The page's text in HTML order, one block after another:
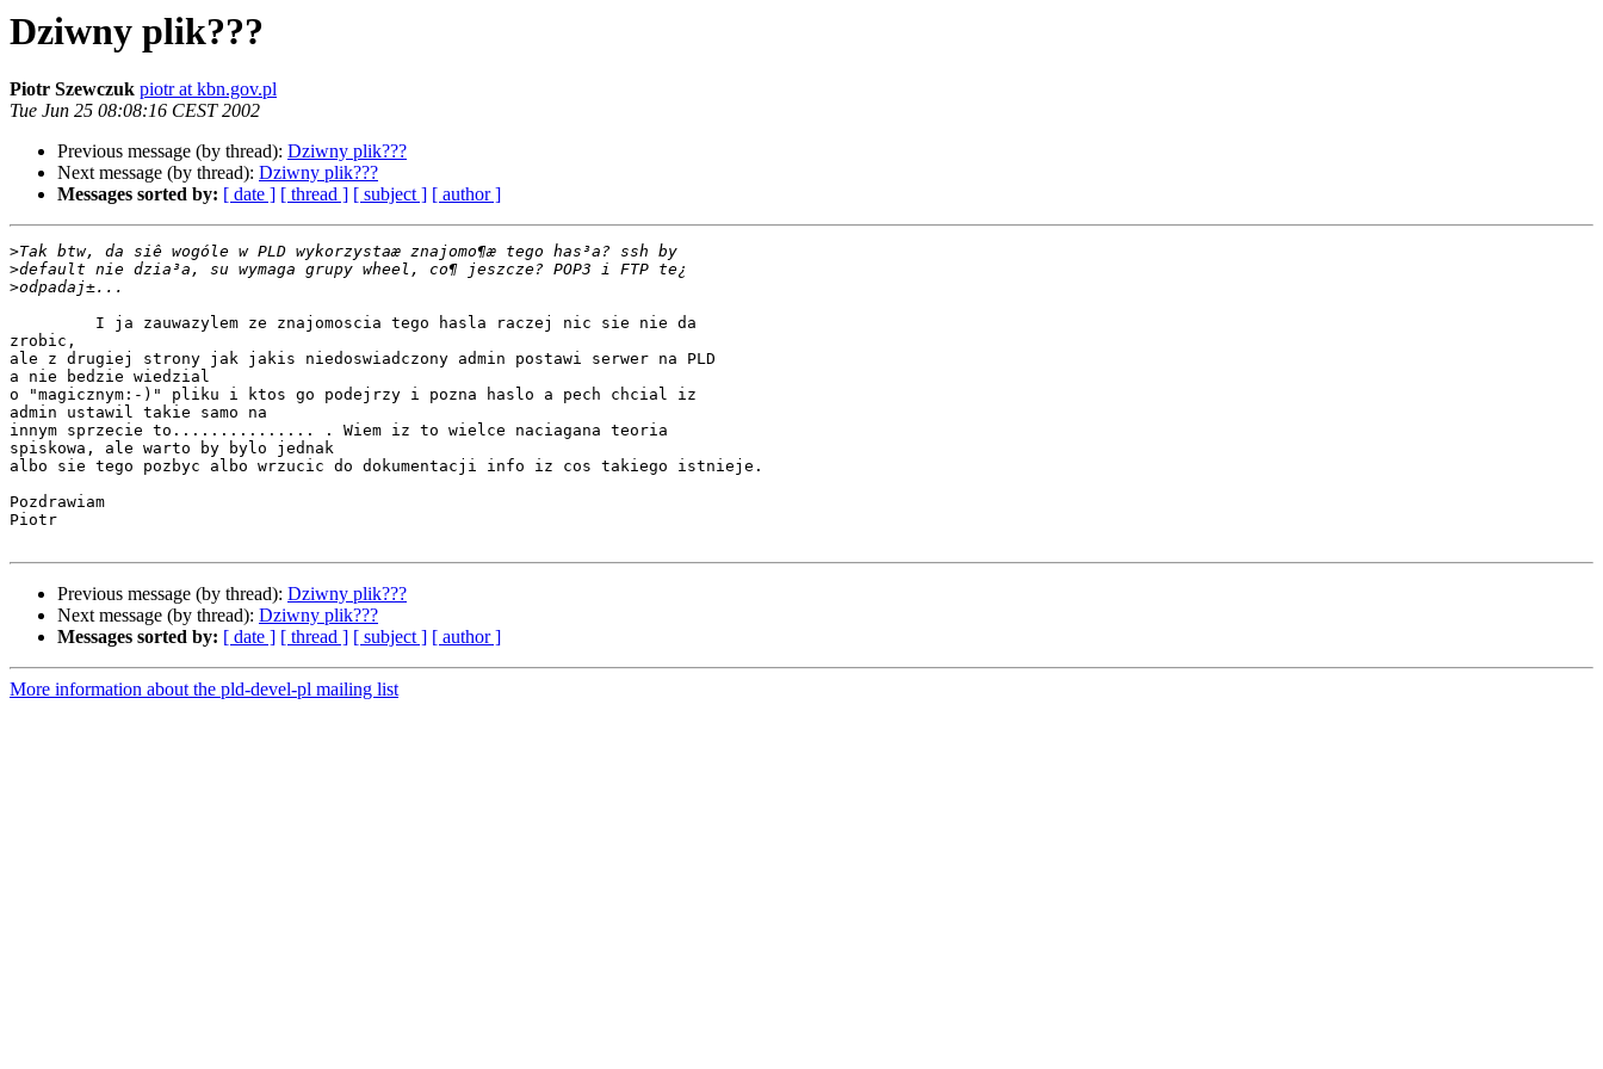
Dziwny plik???
Piotr Szewczuk piotr at kbn.gov.pl
Tue Jun 25 08:08:16 CEST 2002
Previous message (by thread): Dziwny plik???
Next message (by thread): Dziwny plik???
Messages sorted by: [ date ] [ thread ] [ subject ] [ author ]
>
>
>
zrobic,
ale z drugiej strony jak jakis niedoswiadczony admin postawi serwer na PLD
a nie bedzie wiedzial
o "magicznym:-)" pliku i ktos go podejrzy i pozna haslo a pech chcial iz
admin ustawil takie samo na
innym sprzecie to............... . Wiem iz to wielce naciagana teoria
spiskowa, ale warto by bylo jednak
albo sie tego pozbyc albo wrzucic do dokumentacji info iz cos takiego istnieje.
Pozdrawiam
Piotr
Previous message (by thread): Dziwny plik???
Next message (by thread): Dziwny plik???
Messages sorted by: [ date ] [ thread ] [ subject ] [ author ]
More information about the pld-devel-pl mailing list